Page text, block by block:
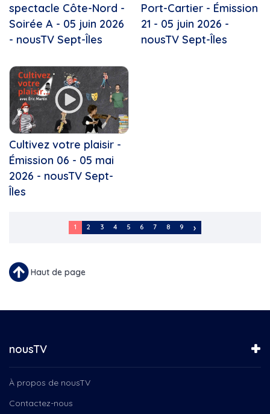
spectacle Côte-Nord -
Soirée A - 05 juin 2026
- nousTV Sept-Îles
Port-Cartier - Émission
21 - 05 juin 2026 -
nousTV Sept-Îles
Cultivez votre plaisir -
Émission 06 - 05 mai
2026 - nousTV Sept-
Îles
Page
1 Page
2 Page
3 Page
4 Page
5 Page
6 Page
7 Page
8 Page
9
Haut de page
nousTV
À propos de nousTV
Contactez-nous